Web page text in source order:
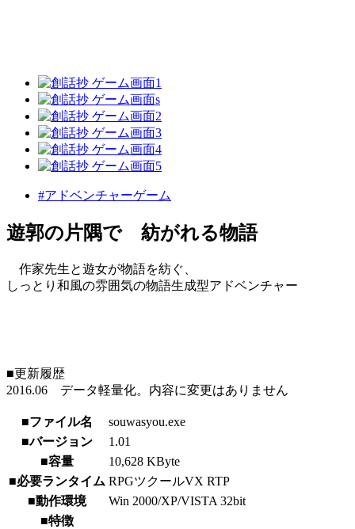
#アドベンチャーゲーム
遊郭の片隅で 紡がれる物語
作家先生と遊女が物語を紡ぐ、
しっとり和風の雰囲気の物語生成型アドベンチャー
■更新履歴
2016.06 データ軽量化。内容に変更はありません
■ファイル名
souwasyou.exe
■バージョン
1.01
■容量
10,628 KByte
■必要ランタイム RPGツクールVX RTP
■動作環境
Win 2000/XP/VISTA 32bit
■特徴